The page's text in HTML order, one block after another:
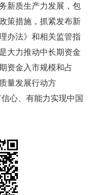
新质生产力发展，包
策措施，抓紧发布新
办法》和相关监管指
大力推动中长期资金
资金入市规模和占
量发展行动方
心、有能力实现中国